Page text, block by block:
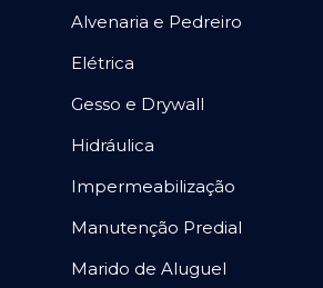
Alvenaria e Pedreiro
Elétrica
Gesso e Drywall
Hidráulica
Impermeabilização
Manutenção Predial
Marido de Aluguel